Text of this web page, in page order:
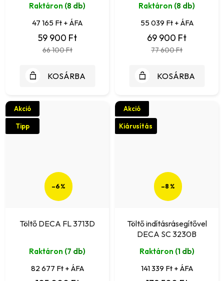
Raktáron (8 db)
47 165 Ft + ÁFA
59 900 Ft
66 100 Ft
KOSÁRBA
Raktáron (8 db)
55 039 Ft + ÁFA
69 900 Ft
77 600 Ft
KOSÁRBA
Akció
Tipp
Töltő DECA FL 3713D
Raktáron (7 db)
82 677 Ft + ÁFA
–6 %
Akció
Kiárusítás
Töltő indításrásegítővel
DECA SC 3230B
Raktáron (1 db)
141 339 Ft + ÁFA
–8 %